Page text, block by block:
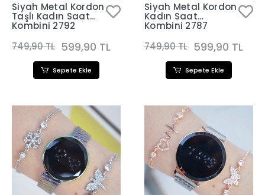
Siyah Metal Kordon
Taşlı Kadın Saat
Kombini 2792
749,90 TL 599,90 TL
Sepete Ekle
Siyah Metal Kordon
Kadın Saat
Kombini 2787
749,90 TL 599,90 TL
Sepete Ekle